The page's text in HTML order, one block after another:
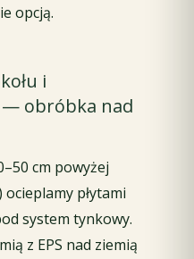
opcją.
i
— obróbka nad
cm powyżej
płytami
system tynkowy.
z EPS nad ziemią